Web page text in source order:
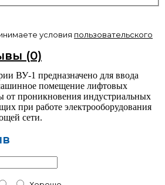
условия пользовательского
(0)
ВУ-1 предназначено для ввода
помещение лифтовых
от проникновения индустриальных
при работе электрооборудования
сети.